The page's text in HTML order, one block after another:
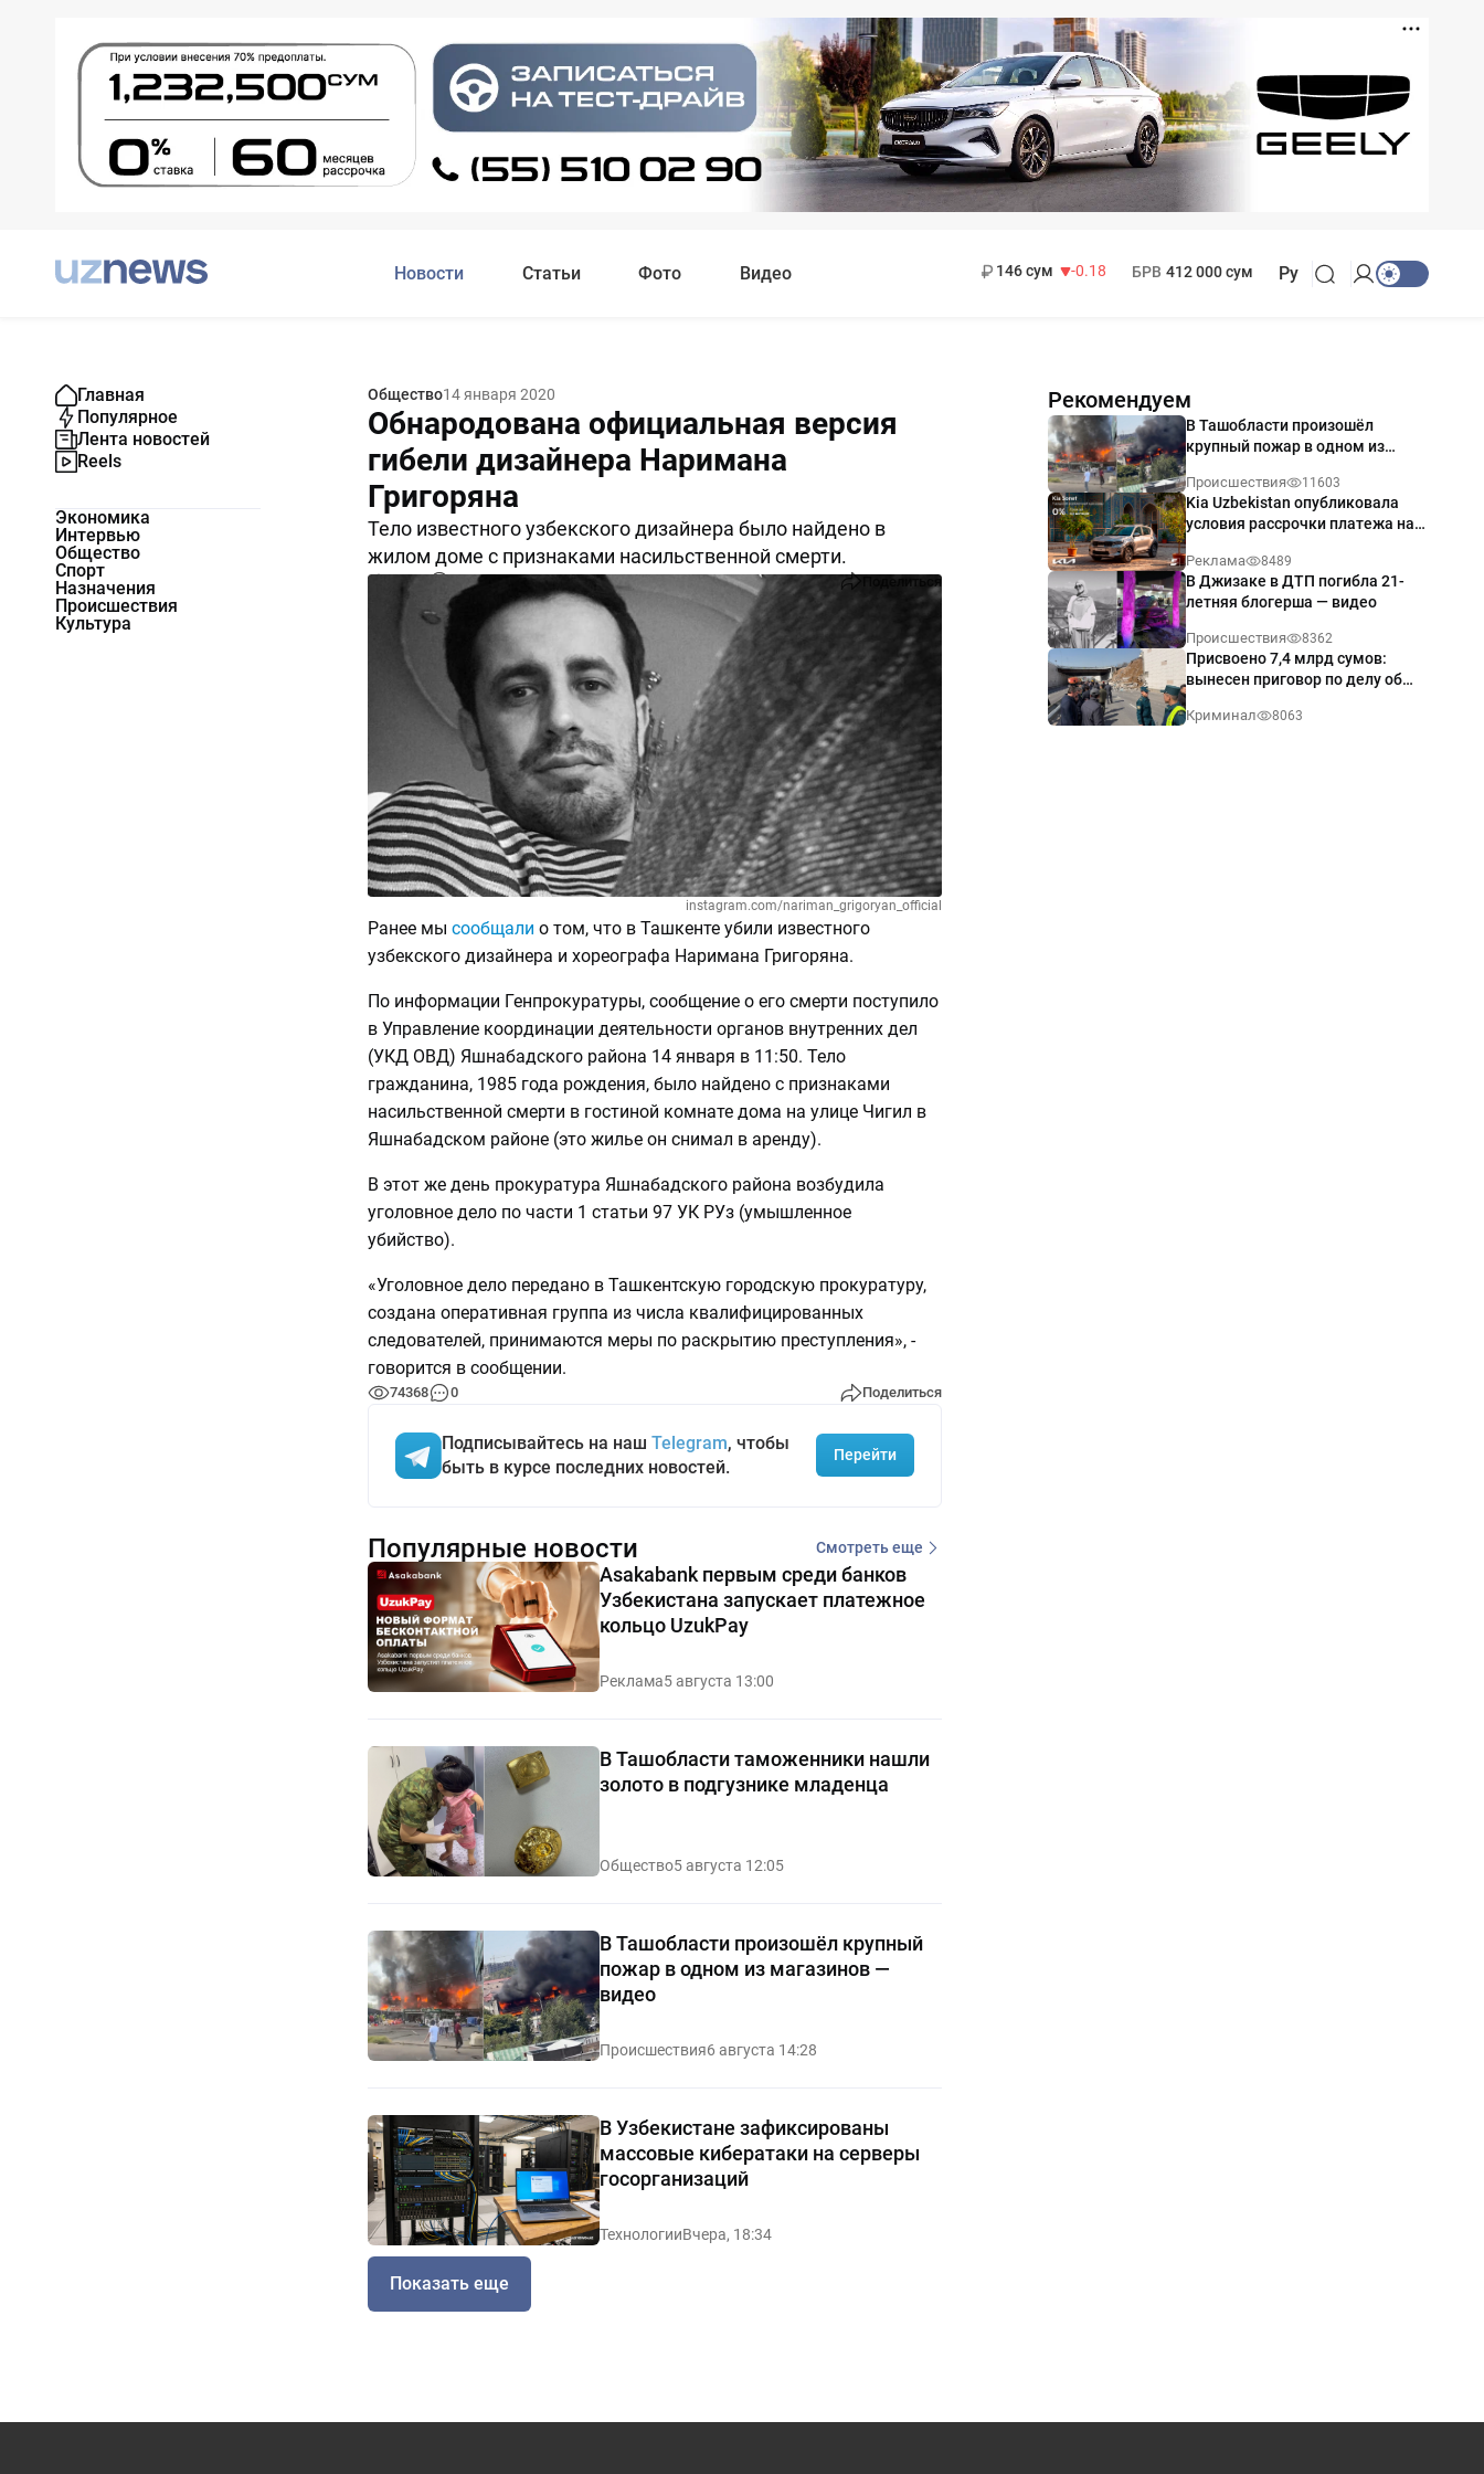
Новости Статьи Фото Видео
146 сум
-0.18
БРВ 412 000 сум Ру
Главная
Популярное
Лента новостей
Reels
Экономика
Интервью
Общество
Спорт
Назначения
Происшествия
Культура
Общество14 января 2020
Обнародована официальная версия
гибели дизайнера Наримана
Григоряна
Тело известного узбекского дизайнера было найдено в
жилом доме с признаками насильственной смерти.
74368 Поделиться
instagram.com/nariman_grigoryan_official
Ранее мы сообщали о том, что в Ташкенте убили известного
узбекского дизайнера и хореографа Наримана Григоряна.
По информации Генпрокуратуры, сообщение о его смерти поступило
в Управление координации деятельности органов внутренних дел
(УКД ОВД) Яшнабадского района 14 января в 11:50. Тело
гражданина, 1985 года рождения, было найдено с признаками
насильственной смерти в гостиной комнате дома на улице Чигил в
Яшнабадском районе (это жилье он снимал в аренду).
В этот же день прокуратура Яшнабадского района возбудила
уголовное дело по части 1 статьи 97 УК РУз (умышленное
убийство).
«Уголовное дело передано в Ташкентскую городскую прокуратуру,
создана оперативная группа из числа квалифицированных
следователей, принимаются меры по раскрытию преступления», -
говорится в сообщении.
74368 0 Поделиться
Подписывайтесь на наш Telegram, чтобы
быть в курсе последних новостей.
Перейти
Рекомендуем
В Ташобласти произошёл
крупный пожар в одном из
Происшествия 11603
Kia Uzbekistan опубликовала
условия рассрочки платежа на
годовых
Реклама 8489
В Джизаке в ДТП погибла 21-
летняя блогерша — видео
Происшествия 8362
Присвоено 7,4 млрд сумов:
вынесен приговор по делу об
Ташкенте
Криминал 8063
Популярные новости Смотреть еще
Asakabank первым среди банков
Узбекистана запускает платежное
кольцо UzukPay
Реклама5 августа 13:00
В Ташобласти таможенники нашли
золото в подгузнике младенца
Общество5 августа 12:05
В Ташобласти произошёл крупный
пожар в одном из магазинов —
видео
Происшествия6 августа 14:28
В Узбекистане зафиксированы
массовые кибератаки на серверы
госорганизаций
ТехнологииВчера, 18:34
Показать еще